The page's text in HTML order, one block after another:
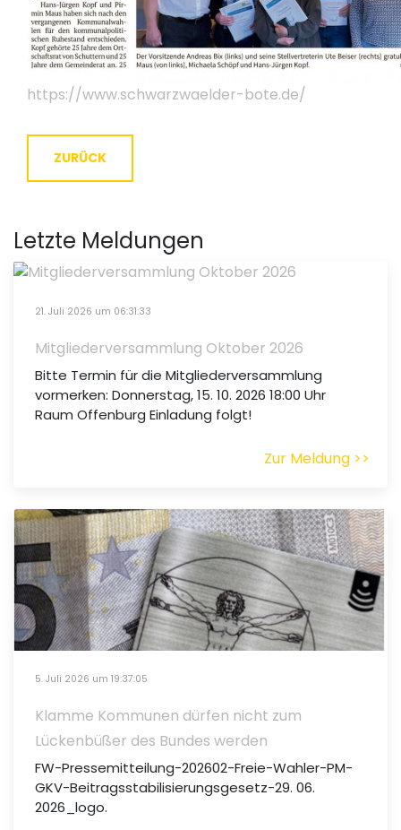
https://www.schwarzwaelder-bote.de/
ZURÜCK
Letzte Meldungen
21. Juli 2026 um 06:31:33
Mitgliederversammlung Oktober 2026
Bitte Termin für die Mitgliederversammlung
vormerken: Donnerstag, 15. 10. 2026 18:00 Uhr
Raum Offenburg Einladung folgt!
Zur Meldung >>
5. Juli 2026 um 19:37:05
Klamme Kommunen dürfen nicht zum
Lückenbüßer des Bundes werden
FW-Pressemitteilung-202602-Freie-Wahler-PM-
GKV-Beitragsstabilisierungsgesetz-29. 06.
2026_logo.